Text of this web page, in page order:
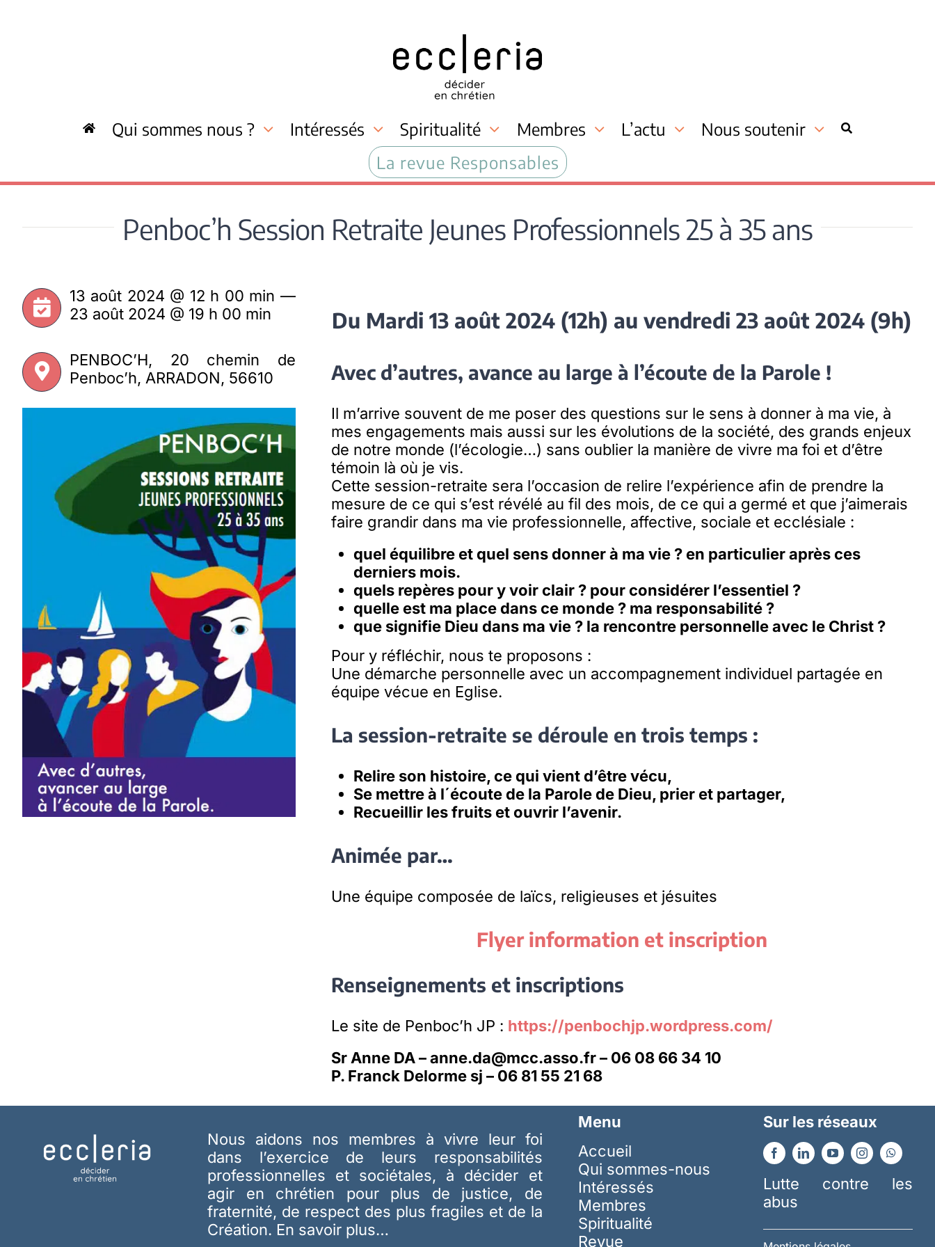
Qui sommes nous ? Intéressés Spiritualité Membres L’actu
Nous soutenir
La revue Responsables
Penboc’h Session Retraite Jeunes Professionnels 25 à 35 ans
13 août 2024 @ 12 h 00 min —
23 août 2024 @ 19 h 00 min
PENBOC’H, 20 chemin de
Penboc’h, ARRADON, 56610
Du Mardi 13 août 2024 (12h) au vendredi 23 août 2024 (9h)
Avec d’autres, avance au large à l’écoute de la Parole !
Il m’arrive souvent de me poser des questions sur le sens à donner à ma vie, à
mes engagements mais aussi sur les évolutions de la société, des grands enjeux
de notre monde (l’écologie…) sans oublier la manière de vivre ma foi et d’être
témoin là où je vis.
Cette session-retraite sera l’occasion de relire l’expérience afin de prendre la
mesure de ce qui s’est révélé au fil des mois, de ce qui a germé et que j’aimerais
faire grandir dans ma vie professionnelle, affective, sociale et ecclésiale :
quel équilibre et quel sens donner à ma vie ? en particulier après ces
derniers mois.
quels repères pour y voir clair ? pour considérer l’essentiel ?
quelle est ma place dans ce monde ? ma responsabilité ?
que signifie Dieu dans ma vie ? la rencontre personnelle avec le Christ ?
Pour y réfléchir, nous te proposons :
Une démarche personnelle avec un accompagnement individuel partagée en
équipe vécue en Eglise.
La session-retraite se déroule en trois temps :
Relire son histoire, ce qui vient d’être vécu,
Se mettre à l´écoute de la Parole de Dieu, prier et partager,
Recueillir les fruits et ouvrir l’avenir.
Animée par…
Une équipe composée de laïcs, religieuses et jésuites
Flyer information et inscription
Renseignements et inscriptions
Le site de Penboc’h JP : https://penbochjp.wordpress.com/
Sr Anne DA – anne.da@mcc.asso.fr – 06 08 66 34 10
P. Franck Delorme sj – 06 81 55 21 68
Nous aidons nos membres à vivre leur foi
dans l’exercice de leurs responsabilités
professionnelles et sociétales, à décider et
agir en chrétien pour plus de justice, de
fraternité, de respect des plus fragiles et de la
Création. En savoir plus…
Menu
Accueil
Qui sommes-nous
Intéressés
Membres
Spiritualité
Revue
Sur les réseaux
Lutte contre les
abus